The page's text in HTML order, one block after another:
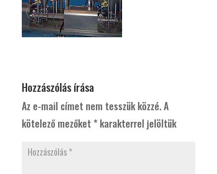
Hozzászólás írása
Az e-mail címet nem tesszük közzé.A
kötelező mezőket *karakterrel jelöltük